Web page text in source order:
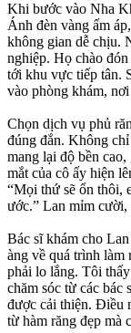
Khi bước vào Nha
Ánh đèn vàng ấm
không gian dễ chịu.
nghiệp. Họ chào
tới khu vực tiếp tân.
vào phòng khám,
Chọn dịch vụ phủ
đúng đắn. Không
mang lại độ bền
mắt của cô ấy hiện
“Mọi thứ sẽ ổn thôi,
ước.” Lan mỉm cười,
Bác sĩ khám cho
àng về quá trình làm
phải lo lắng. Tôi
chăm sóc từ các bác
được cải thiện. Điều
từ hàm răng đẹp mà